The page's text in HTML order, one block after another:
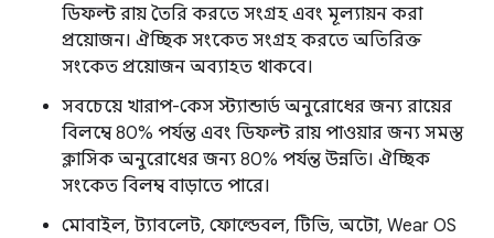
ডিফল্ট রায় তৈরি করতে সংগ্রহ এবং মূল্যায়ন করা
প্রয়োজন। ঐচ্ছিক সংকেত সংগ্রহ করতে অতিরিক্ত
সংকেত প্রয়োজন অব্যাহত থাকবে।
সবচেয়ে খারাপ-কেস স্ট্যান্ডার্ড অনুরোধের জন্য রায়ের
বিলম্বে 80% পর্যন্ত এবং ডিফল্ট রায় পাওয়ার জন্য সমস্ত
ক্লাসিক অনুরোধের জন্য 80% পর্যন্ত উন্নতি। ঐচ্ছিক
সংকেত বিলম্ব বাড়াতে পারে।
মোবাইল, ট্যাবলেট, ফোল্ডেবল, টিভি, অটো, Wear OS